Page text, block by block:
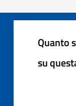
Quanto
su